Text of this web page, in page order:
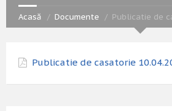
Acasă Documente Publicatie de
Publicatie de casatorie